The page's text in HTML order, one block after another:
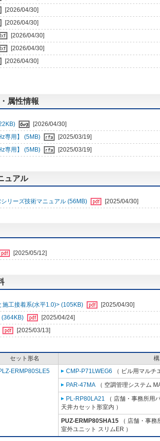
[2026/04/30]
[2026/04/30]
[2026/04/30]
[2026/04/30]
[2026/04/30]
属性情報
[2026/04/30]
専用】 (5MB)
[2025/03/19]
専用】 (5MB)
[2025/03/19]
ュアル
リーズ技術マニュアル (56MB) [2025/04/30]
[2025/05/12]
施工接着系(水平1.0)> (105KB)
[2025/04/30]
(364KB)
[2025/04/24]
[2025/03/13]
セット形名
ERMP80SLE5
CMP-P71LWEG6 （ ビル用マルチ
PAR-47MA （ 空調管理システム
PL-RP80LA21 （ 店舗・事務所用
天井カセット形室内 ）
PUZ-ERMP80SHA15 （ 店舗・事
室外ユニット スリムER ）